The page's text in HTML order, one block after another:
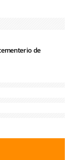
de